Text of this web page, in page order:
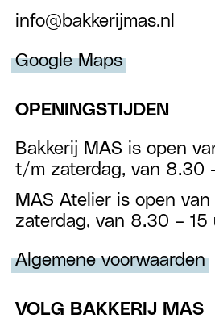
info@bakkerijmas.nl
Google Maps
OPENINGSTIJDEN
Bakkerij MAS is open
t/m zaterdag, van 8.30
MAS Atelier is open
zaterdag, van 8.30 – 15
Algemene voorwaarden
VOLG BAKKERIJ MAS